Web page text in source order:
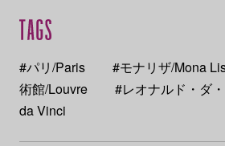
#パリ/Paris #モナリザ/Mona
術館/Louvre
#レオナルド・ダ
da Vinci